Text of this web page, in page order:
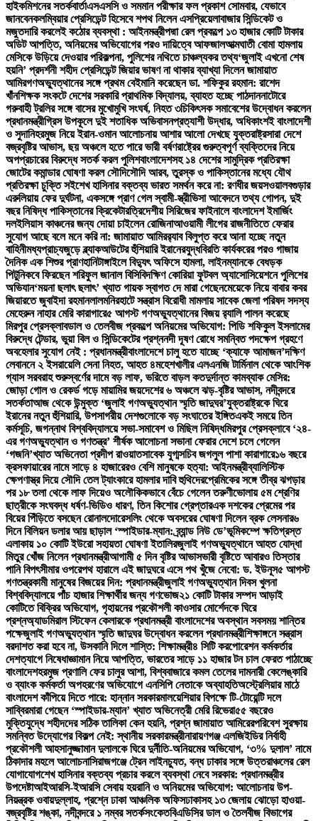
হাইকমিশনের সতর্কবার্তাএসএসসি ও সমমান পরীক্ষার ফল প্রকাশ সোমবার, যেভাবে
জানবেনকলম্বিয়ার প্রেসিডেন্ট হিসেবে শপথ নিলেন এসপ্রিয়েলাবাজার সিন্ডিকেট ও
মজুতদারি করলেই কঠোর ব্যবস্থা : আইনমন্ত্রীপদ্মা রেল প্রকল্পে ১৩ হাজার কোটি টাকার
অডিট আপত্তি, অনিয়মের অভিযোগের পরও দায়িত্বে আফজালআত্মঘাতী বোমা হামলায়
মেসিকে উড়িয়ে দেওয়ার পরিকল্পনা, পুলিশের নথিতে চাঞ্চল্যকর তথ্য‘জুলাই এখনো শেষ
হয়নি’ প্রদর্শনী শহীদ প্রেসিডেন্ট জিয়ার ভাষণ না থাকার ব্যাখ্যা দিলেন জামায়াত
আমিরগণঅভ্যুত্থানের সঙ্গে প্রথম বেইমানি করেছেন ডা. শফিকুর রহমান: রাশেদ
খাঁনশিক্ষক সংকটে দেশের সরকারি প্রাথমিক বিদ্যালয়, ব্যাহত হচ্ছে পাঠদাননাটোরে
গরুবাহী ট্রলির সঙ্গে বাসের মুখোমুখি সংঘর্ষ, নিহত ৩চিকিৎসক সমাবেশের উদ্বোধন করলেন
প্রধানমন্ত্রীগ্রিস উপকূলে দুই শতাধিক অভিবাসনপ্রত্যাশী উদ্ধার, অধিকাংশই বাংলাদেশী
ও সুদানিহরমুজ নিয়ে ইরান-ওমান আলোচনায় আশার আলো দেখছে যুক্তরাষ্ট্রসারা দেশে
বজ্রবৃষ্টির আভাস, ছয় অঞ্চলে হতে পারে ভারী বর্ষণরাষ্ট্রের গুরুত্বপূর্ণ ব্যক্তিদের নিয়ে
অপপ্রচারের বিরুদ্ধে সতর্ক করল পুলিশবাংলাদেশসহ ১৪ দেশের সামুদ্রিক প্রতিরক্ষা
জোটের কমান্ডার ঘোষণা করল সৌদিসৌদি আরব, তুরস্ক ও পাকিস্তানের মধ্যে যৌথ
প্রতিরক্ষা চুক্তি সইশেখ হাসিনার বক্তব্য ভারত সমর্থন করে না: রণধীর জয়সওয়ালবগুড়ার
এরুলিয়ায় ফের দুর্ঘটনা, একসঙ্গে প্রাণ গেল স্বামী-স্ত্রীভিসা আবেদনে তথ্য গোপন, দুই
বছর নিষিদ্ধ পাকিস্তানের ক্রিকেটারত্রিদেশীয় সিরিজের ফাইনালে বাংলাদেশ ইমার্জিং
দলইলিয়াস কাঞ্চনের জন্য দোয়া চাইলেন রোজিনাআওয়ামী লীগের রাজনীতিতে ফেরার
সুযোগ আছে বলে মনে করি না: জামায়াত আমিরর‍্যাব বিলুপ্ত করে আনা হচ্ছে নতুন
বাহিনীমধ্যপ্রাচ্যজুড়ে ব্ল্যাকআউটের হুঁশিয়ারি ইরানেরযুদ্ধবিরতি কার্যকরের পরও গাজায়
দৈনিক এক শিশুর প্রাণহানিটাঙ্গাইলে বিদ্যুৎ অফিসে হামলা, লাইনম্যানকে বেধড়ক
পিটুনিকবে ফিরছেন শরিফুল জানাল বিসিবিদক্ষিণ কোরিয়া ফুটবল অ্যাসোসিয়েশনে পুলিশের
অভিযান‘ময়না ছলাৎ ছলাৎ’ খ্যাত গায়ক স্বাগত দে মারা গেছেনমেয়েকে নিয়ে বাবার কবর
জিয়ারতে জুবাইদা রহমানলালমনিরহাটে সন্ত্রাস বিরোধী মামলায় সাবেক জেলা পরিষদ সদস্য
মেহেরুন নাহার মেরি কারাগারে৫ আগস্ট গণঅভ্যুত্থানের বিজয় র‍্যালি পালন করেছে
মিরপুর প্রেসক্লাবডাল ও তেলবীজ প্রকল্পে অনিয়মের অভিযোগ: পিডি শফিকুল ইসলামের
বিরুদ্ধে টেন্ডার, ভুয়া বিল ও সিন্ডিকেটের প্রশ্ননদী দূষণ রোধে সমন্বিত পদক্ষেপ গ্রহণে
অবহেলার সুযোগ নেই : প্রধানমন্ত্রীবাংলাদেশে চালু হতে যাচ্ছে ‘ক্যাফে আমাজন’দক্ষিণ
লেবাননে ২ ইসরায়েলি সেনা নিহত, আহত ৪মহেশখালীর এলএনজি টার্মিনাল থেকে আংশিক
গ্যাস সরবরাহ শুরুস্বর্ণের দামে বড় লাফ, ভরিতে বাড়ল কতদুর্দান্ত কামব্যাক মেসির:
জোড়া গোল ও রেকর্ড গড়ে মায়ামির জয়দেশের ৬ অঞ্চলে ঝড়-বৃষ্টির আভাস, নদীবন্দরে
সতর্কতাআজ থেকে উন্মুক্ত ‘জুলাই গণঅভ্যুত্থান স্মৃতি জাদুঘর’যুক্তরাষ্ট্রকে ঘিরে
ইরানের নতুন হুঁশিয়ারি, উপসাগরীয় দেশগুলোকে বড় সংঘাতের ইঙ্গিতএকই সময়ে তিন
কর্মসূচি, জগন্নাথ বিশ্ববিদ্যালয়ে সভা-সমাবেশ ও মিছিল নিষিদ্ধমিরপুর প্রেসক্লাবে ‘২৪-
এর গণঅভ্যুত্থান ও গণতন্ত্র’ শীর্ষক আলোচনা সভানা ফেরার দেশে চলে গেলেন
‘গজনি’খ্যাত অভিনেতা প্রদীপ রাওয়াতসাবেক যুগ্মসচিব জগলুল পাশা কারাগারে১৬ বছরে
ক্রসফায়ারের নামে সাড়ে ৪ হাজারেরও বেশি মানুষকে হত্যা: আইনমন্ত্রীব্যালিস্টিক
ক্ষেপণাস্ত্র দিয়ে সৌদি তেল ট্যাংকারে হামলার দাবি হুথিদেরপ্রেমিকের সঙ্গে তীব্র ঝগড়ার
পর ১৮ তলা থেকে লাফ দিয়েও অলৌকিকভাবে বেঁচে গেলেন তরুণীভোলায় ৫ম শ্রেণির
ছাত্রীকে সংঘবদ্ধ ধর্ষণ-ভিডিও ধারণ, তিন কিশোর গ্রেপ্তারএক দশকের প্রেমের পর
বিয়ের পিঁড়িতে বসছেন রোনালদোরেসলিং থেকে অবসরের ঘোষণা দিলেন ব্রক লেসনার৬
দিনে বিলিয়ন ডলার আয় ছাড়াল ‘স্পাইডার-ম্যান: ব্র্যান্ড নিউ ডে’ভূমিকম্পে ক্ষতিগ্রস্ত
এলাকায় ১০ কোটি ইউরো সহায়তা ঘোষণা ইতালিরজুলাই গণঅভ্যুত্থানে আহত যোদ্ধা
মিতুর খোঁজ নিলেন প্রধানমন্ত্রীআগামী ৫ দিন বৃষ্টির আভাসভারী বৃষ্টিতে আবারও তিস্তার
পানি বিপৎসীমার ওপরেপথ হারালে এই জাদুঘরে এসে পথ খুঁজে নেবো: ড. ইউনূস৫ আগস্ট
গণতন্ত্রকামী মানুষের বিজয়ের দিন: প্রধানমন্ত্রীজুলাই গণঅভ্যুত্থান দিবস খুলনা
বিশ্ববিদ্যালয়ে পাঁচ হাজার শিক্ষার্থীর জন্য গণভোজ২১ কোটি টাকার সম্পদ আড়াই
কোটিতে বিক্রির অভিযোগ, গৃহায়নের প্রকৌশলী কাওসার মোর্শেদকে ঘিরে
প্রশ্নঅ্যাডমিরাল স্টিফেন কেলারকে প্রধানমন্ত্রী বাংলাদেশের অবস্থান সবসময় শান্তির
পক্ষেজুলাই গণঅভ্যুত্থান স্মৃতি জাদুঘর উদ্বোধন করলেন প্রধানমন্ত্রীশিক্ষাঙ্গনে সন্ত্রাস
বরদাশত করা হবে না, উসকানি দিলে শাস্তি: শিক্ষামন্ত্রী৪ সিটি করপোরেশন কর্মকর্তার
দেশত্যাগে নিষেধাজ্ঞামান নিয়ে আপত্তি, ভারতের সাড়ে ১১ হাজার টন চাল ফেরত পাঠাচ্ছে
বাংলাদেশহরমুজ প্রণালি ফের চালুর আশা, বিশ্ববাজারে কমল তেলের দামনারী কেলেঙ্কারি
ও ব্যাংক কর্মকর্তা অপহরণের অভিযোগে এনসিপি নেতাকে অব্যাহতিঅস্ট্রেলিয়ার মাঠে
বাংলাদেশ কাঁপিয়ে দিতে পারে: হান্নান সরকারমালয়েশিয়ার বিপক্ষে টি-টোয়েন্টি দলে
সাব্বিরমারা গেছেন ‘স্পাইডার-ম্যান’ খ্যাত অভিনেত্রী মেরি রিভেরা৫৫ বছরেও
মুক্তিযুদ্ধে শহীদদের সঠিক তালিকা কেন হয়নি, প্রশ্ন জামায়াত আমিরেরপরিবেশ সুরক্ষায়
সমন্বিত উদ্যোগের বিকল্প নেই: স্থানীয় সরকারমন্ত্রীনারায়ণগঞ্জ এলজিইডির নির্বাহী
প্রকৌশলী আহসানুজ্জামান দুলালকে ঘিরে দুর্নীতি-অনিয়মের অভিযোগ, ‘৩% দুলাল’ নামে
ঠিকাদার মহলে আলোচনাসিরাজগঞ্জে ট্রেন লাইনচ্যুত, বন্ধ ঢাকার সঙ্গে উত্তরাঞ্চলের রেল
যোগাযোগশেখ হাসিনার বক্তব্য প্রচার করলে ব্যবস্থা নেবে সরকার: প্রধানমন্ত্রীর
উপদেষ্টাআইআরসি-ইআরসি সেবায় হয়রানি ও অনিয়মের অভিযোগ: আলোচনায় উপ-
নিয়ন্ত্রক ওবায়দুল্লাহ, প্রশ্নে ঢাকা আঞ্চলিক অফিসঢাকাসহ ১৩ জেলায় ঝোড়ো হাওয়া-
বজ্রবৃষ্টির শঙ্কা, নদীবন্দরে ১ নম্বর সতর্কসংকেতবিএডিসির ডাল ও তৈলবীজ বিভাগের